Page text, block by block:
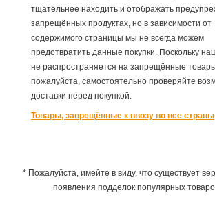
тщательнее находить и отображать
запрещённых продуктах, но в зависимости от
содержимого страницы мы не всегда можем
предотвратить данные покупки. Поскольку
не распространяется на запрещённые
пожалуйста, самостоятельно проверяйте
доставки перед покупкой.
Товары, запрещённые к ввозу во все страны
* Пожалуйста, имейте в виду, что существует
появления подделок популярных